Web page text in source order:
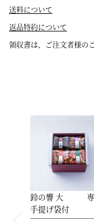
送料について
返品特約について
領収書は、ご注文者様の
鈴の響 大 専
手提げ袋付